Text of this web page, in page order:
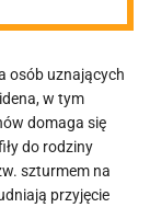
osób uznających
w tym
domaga się
do rodziny
szturmem na
przyjęcie